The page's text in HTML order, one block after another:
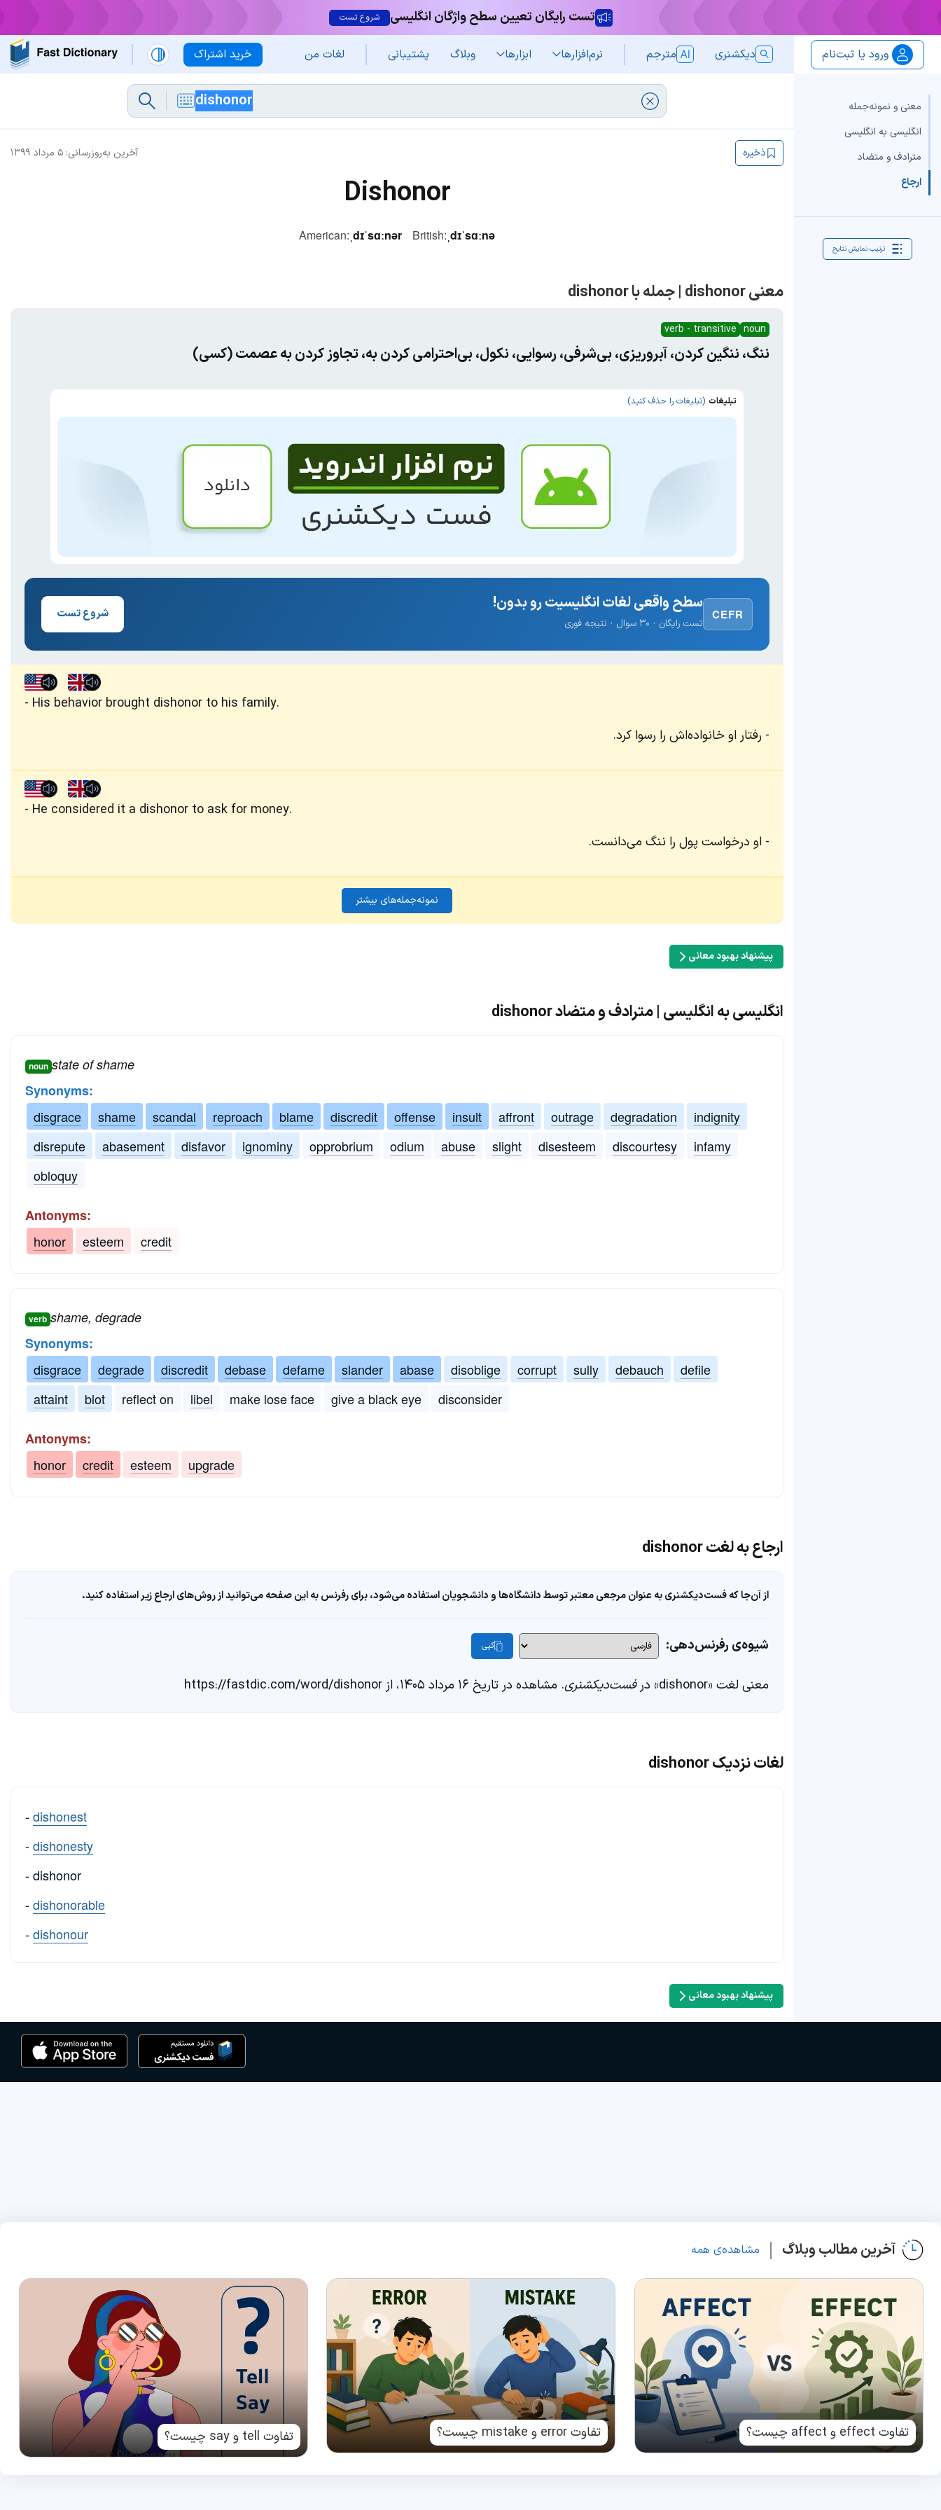
تست رایگان تعیین سطح واژگان انگلیسی شروع تست
خرید اشتراک ورود یا ثبت‌نام دیکشنری مترجم نرم‌افزار‌ها ابزارها وبلاگ پشتیبانی لغات من
معنی و نمونه‌جمله
انگلیسی به انگلیسی
مترادف و متضاد
ارجاع
ترتیب نمایش نتایج
آخرین به‌روزرسانی: ۵ مرداد ۱۳۹۹ ذخیره
Dishonor
American: ˌdɪˈsɑːnər British: ˌdɪˈsɑːnə
معنی dishonor | جمله با dishonor
noun
verb - transitive
ننگ، ننگین کردن، آبروریزی، بی‌شرفی، رسوایی، نکول، بی‌احترامی کردن به، تجاوز کردن به عصمت (کسی)
تبلیغات (تبلیغات را حذف کنید)
CEFR
سطح واقعی لغات انگلیسیت رو بدون!
تست رایگان · ۳۰ سوال · نتیجه فوری
شروع تست
His behavior brought dishonor to his family.
رفتار او خانواده‌اش را رسوا کرد.
He considered it a dishonor to ask for money.
او درخواست پول را ننگ می‌دانست.
نمونه‌جمله‌های بیشتر
پیشنهاد بهبود معانی
انگلیسی به انگلیسی | مترادف و متضاد dishonor
noun state of shame
Synonyms:
disgrace
shame scandal reproach blame discredit offense insult affront outrage degradation
indignity
disrepute
abasement disfavor ignominy opprobrium odium abuse slight disesteem discourtesy
infamy
obloquy
Antonyms:
honor
esteem credit
verb shame, degrade
Synonyms:
disgrace
degrade discredit debase defame slander abase disoblige corrupt sully debauch
defile
attaint
blot reflect on libel make lose face give a black eye disconsider
Antonyms:
honor
credit esteem upgrade
ارجاع به لغت dishonor
از آن‌جا که فست‌دیکشنری به عنوان مرجعی معتبر توسط دانشگاه‌ها و دانشجویان استفاده می‌شود، برای رفرنس به این صفحه می‌توانید از روش‌های ارجاع زیر استفاده کنید.
شیوه‌ی رفرنس‌دهی: کپی
معنی لغت «dishonor» در فست‌دیکشنری. مشاهده در تاریخ ۱۶ مرداد ۱۴۰۵، از https://fastdic.com/word/dishonor
لغات نزدیک dishonor
-dishonest
-dishonesty
- dishonor
-dishonorable
-dishonour
پیشنهاد بهبود معانی
آخرین مطالب وبلاگ مشاهده‌ی همه
تفاوت effect و affect چیست؟ تفاوت error و mistake چیست؟ تفاوت tell و say چیست؟